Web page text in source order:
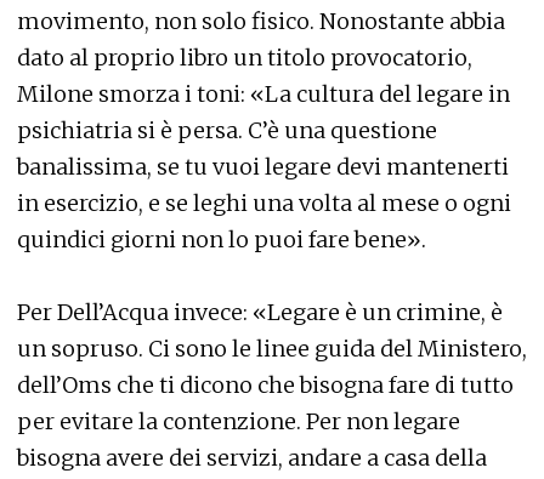
movimento, non solo fisico. Nonostante abbia
dato al proprio libro un titolo provocatorio,
Milone smorza i toni: «La cultura del legare in
psichiatria si è persa. C’è una questione
banalissima, se tu vuoi legare devi mantenerti
in esercizio, e se leghi una volta al mese o ogni
quindici giorni non lo puoi fare bene».
Per Dell’Acqua invece: «Legare è un crimine, è
un sopruso. Ci sono le linee guida del Ministero,
dell’Oms che ti dicono che bisogna fare di tutto
per evitare la contenzione. Per non legare
bisogna avere dei servizi, andare a casa della